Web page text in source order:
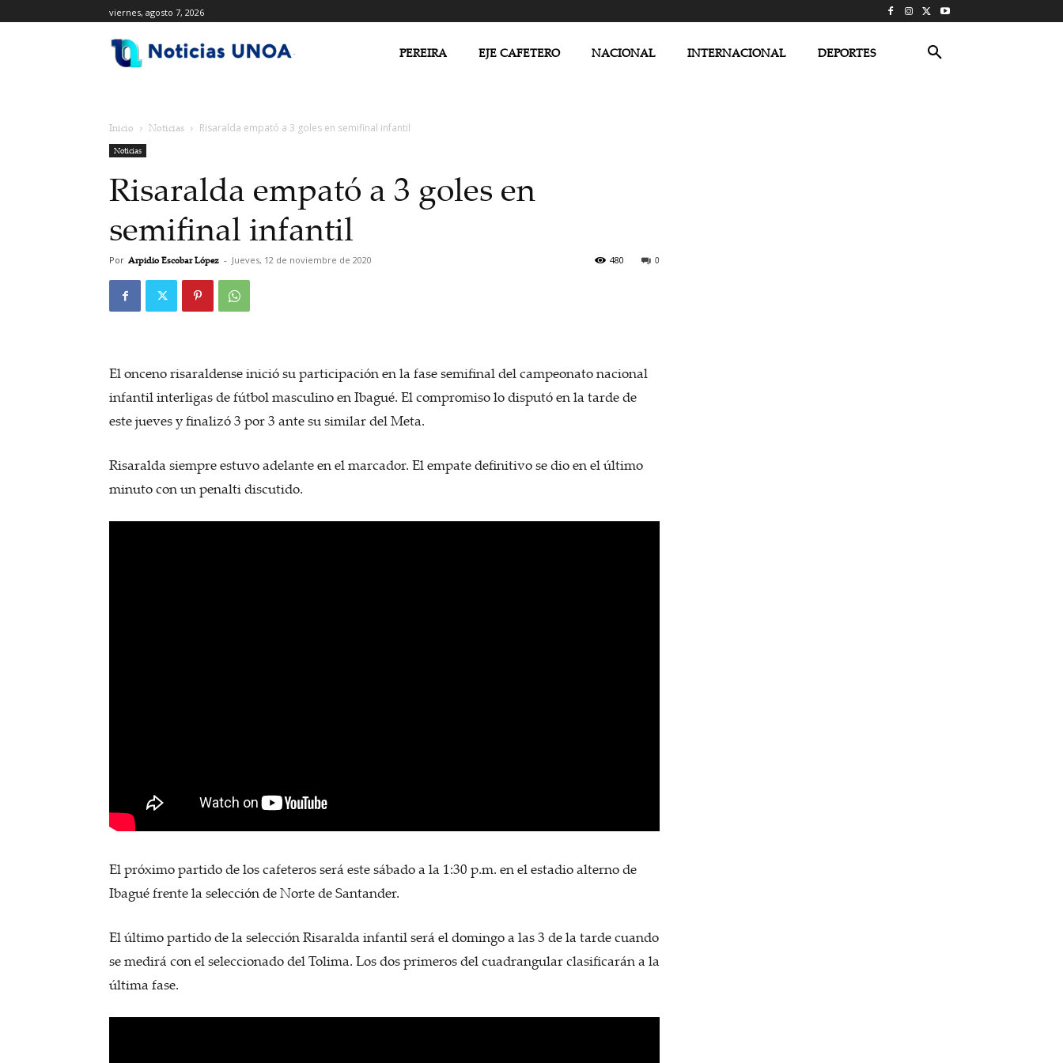
viernes, agosto 7, 2026
PEREIRA EJE CAFETERO NACIONAL INTERNACIONAL DEPORTES
Inicio Noticias Risaralda empató a 3 goles en semifinal infantil
Noticias
Risaralda empató a 3 goles en
semifinal infantil
Por Arpidio Escobar López - Jueves, 12 de noviembre de 2020 0
480
El onceno risaraldense inició su participación en la fase semifinal del campeonato nacional
infantil interligas de fútbol masculino en Ibagué. El compromiso lo disputó en la tarde de
este jueves y finalizó 3 por 3 ante su similar del Meta.
Risaralda siempre estuvo adelante en el marcador. El empate definitivo se dio en el último
minuto con un penalti discutido.
El próximo partido de los cafeteros será este sábado a la 1:30 p.m. en el estadio alterno de
Ibagué frente la selección de Norte de Santander.
El último partido de la selección Risaralda infantil será el domingo a las 3 de la tarde cuando
se medirá con el seleccionado del Tolima. Los dos primeros del cuadrangular clasificarán a la
última fase.